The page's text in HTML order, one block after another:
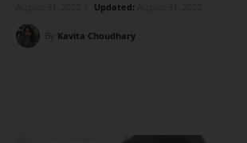
Updated:
By Kavita Choudhary